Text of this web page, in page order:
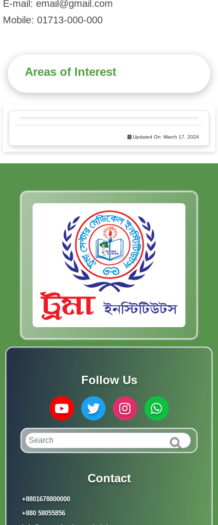
E-mail: email@gmail.com
Mobile: 01713-000-000
Areas of Interest
Updated On: March 17, 2024
Follow Us
Contact
+8801678800000
+880 58055856